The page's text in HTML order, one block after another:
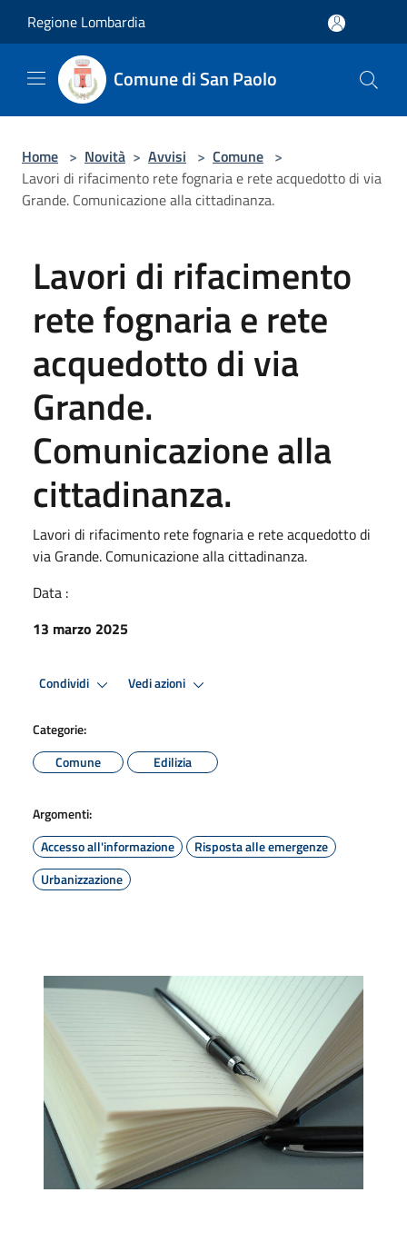
Regione Lombardia
Comune di San Paolo
Home > Novità > Avvisi > Comune >
Lavori di rifacimento rete fognaria e rete acquedotto di via
Grande. Comunicazione alla cittadinanza.
Lavori di rifacimento
rete fognaria e rete
acquedotto di via
Grande.
Comunicazione alla
cittadinanza.
Lavori di rifacimento rete fognaria e rete acquedotto di
via Grande. Comunicazione alla cittadinanza.
Data :
13 marzo 2025
Condividi Vedi azioni
Categorie:
Comune
Edilizia
Argomenti:
Accesso all'informazione
Risposta alle emergenze
Urbanizzazione